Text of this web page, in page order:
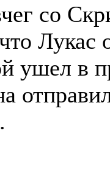
со
Лукас
ушел в